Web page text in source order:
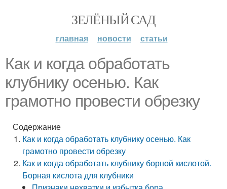
ЗЕЛЁНЫЙ САД
главная новости статьи
Как и когда обработать
клубнику осенью. Как
грамотно провести обрезку
Содержание
Как и когда обработать клубнику осенью. Как
грамотно провести обрезку
Как и когда обработать клубнику борной кислотой.
Борная кислота для клубники